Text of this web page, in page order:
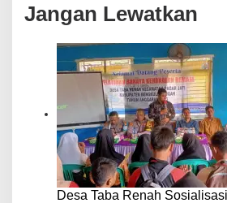
Jangan Lewatkan
Desa Taba Renah